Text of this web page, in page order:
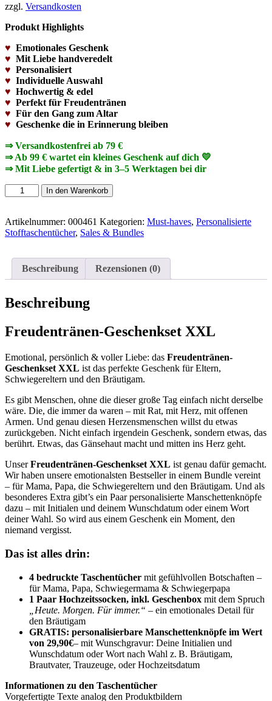
war:
ist:
zzgl. Versandkosten
Produkt Highlights
♥ Emotionales Geschenk
♥ Mit Liebe handveredelt
♥ Personalisiert
♥ Individuelle Auswahl
♥ Hochwertig & edel
♥ Perfekt für Freudentränen
♥ Für den Gang zum Altar
♥ Geschenke die in Erinnerung bleiben
⇒ Versandkostenfrei ab 79 €
⇒ Ab 99 € wartet ein kleines Geschenk auf dich 💛
⇒ Mit Liebe gefertigt & in 3–5 Werktagen bei dir
Freudentränen-
Geschenkset
Menge
In den Warenkorb
Artikelnummer: 000461 Kategorien: Must-haves, Personalisierte
Stofftaschentücher, Sales & Bundles
Beschreibung Rezensionen (0)
Beschreibung
Freudentränen-Geschenkset XXL
Emotional, persönlich & voller Liebe: das Freudentränen-
Geschenkset XXL ist das perfekte Geschenk für Eltern,
Schwiegereltern und den Bräutigam.
Es gibt Menschen, ohne die dieser große Tag einfach nicht derselbe
wäre. Die, die immer da waren – mit Rat, mit Herz, mit offenen
Armen. Und genau diesen Herzensmenschen willst du etwas
zurückgeben. Nicht einfach irgendein Geschenk, sondern etwas, das
berührt. Etwas, das Gänsehaut macht und mitten ins Herz geht.
UnserFreudentränen-Geschenkset XXL ist genau dafür gemacht.
Wir haben unsere emotionalsten Bestseller in einem Bundle vereint
– für Mama, Papa, die Schwiegereltern und den Bräutigam. Und als
besonderes Extra gibt’s ein Paar personalisierte Manschettenknöpfe
dazu – mit Initialen und deinem Wunschdatum oder einem Wort
deiner Wahl. So wird aus einem Geschenk ein Moment, den
niemand vergisst.
Das ist alles drin:
4 bedruckte Taschentücher mit gefühlvollen Botschaften –
für Mama, Papa, Schwiegermama & Schwiegerpapa
1 Paar Hochzeitssocken, inkl. Geschenbox mit dem Spruch
„Heute. Morgen. Für immer.“ – ein emotionales Detail für
den Bräutigam
GRATIS: personalisierbare Manschettenknöpfe im Wert
von 29,90€– mit Wunschgravur: Deine Initialien und
Wunschdatum oder Wort nach Wahl z. B. Bräutigam,
Brautvater, Trauzeuge, oder Hochzeitsdatum
Informationen zu den Taschentücher
Vorgefertigte Texte analog den Produktbildern